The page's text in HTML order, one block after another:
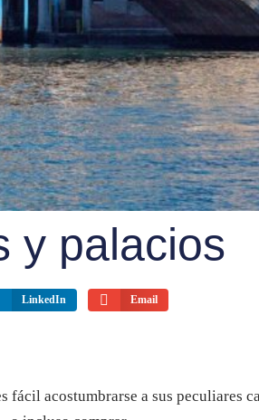
y palacios
LinkedIn Email
acostumbrarse a sus peculiares